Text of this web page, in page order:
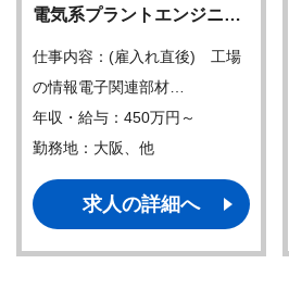
電気系プラントエンジニ…
仕事内容：(雇入れ直後) 工場
の情報電子関連部材…
年収・給与：450万円～
勤務地：大阪、他
求人の詳細へ